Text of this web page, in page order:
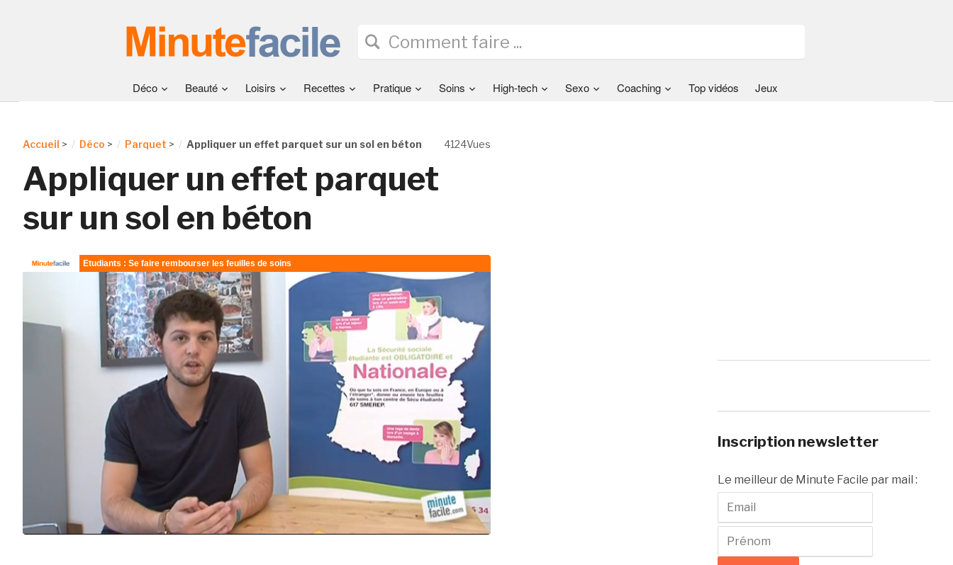
Déco Beauté Loisirs Recettes Pratique Soins High-tech Sexo Coaching Top vidéos Jeux
4124Vues
Accueil > Déco > Parquet > Appliquer un effet parquet sur un sol en béton
Appliquer un effet parquet
sur un sol en béton
Inscription newsletter
Le meilleur de Minute Facile par mail :